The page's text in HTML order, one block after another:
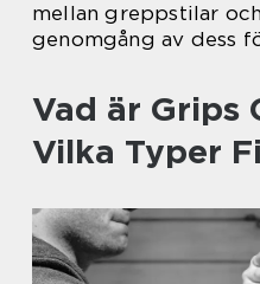
mellan greppstilar
genomgång av dess
Vad är Grips
Vilka Typer